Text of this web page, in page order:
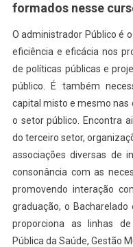
formados nesse
O administrador Público é
eficiência e eficácia nos
de políticas públicas e
público. É também
capital misto e mesmo nas
o setor público. Encontra
do terceiro setor,
associações diversas de
consonância com as
promovendo interação
graduação, o Bacharelado
proporciona as linhas
Pública da Saúde, Gestão